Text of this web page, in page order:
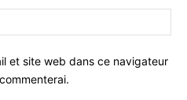
et site web dans ce navigateur